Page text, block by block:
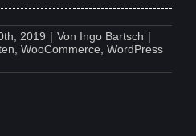
2019 | Von Ingo Bartsch |
, WooCommerce, WordPress